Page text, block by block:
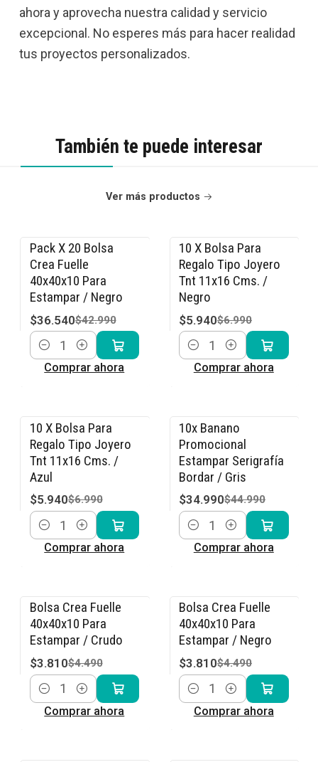
ahora y aprovecha nuestra calidad y servicio
excepcional. No esperes más para hacer realidad
tus proyectos personalizados.
También te puede interesar
Ver más productos
-15% OFF
Pack X 20 Bolsa
Crea Fuelle
40x40x10 Para
Estampar / Negro
$36.540$42.990
Cantidad
Comprar ahora
-15% OFF
10 X Bolsa Para
Regalo Tipo Joyero
Tnt 11x16 Cms. /
Negro
$5.940$6.990
Cantidad
Comprar ahora
-15% OFF
10 X Bolsa Para
Regalo Tipo Joyero
Tnt 11x16 Cms. /
Azul
$5.940$6.990
Cantidad
Comprar ahora
-22% OFF
10x Banano
Promocional
Estampar Serigrafía
Bordar / Gris
$34.990$44.990
Cantidad
Comprar ahora
-15% OFF
Bolsa Crea Fuelle
40x40x10 Para
Estampar / Crudo
$3.810$4.490
Cantidad
Comprar ahora
-15% OFF
Bolsa Crea Fuelle
40x40x10 Para
Estampar / Negro
$3.810$4.490
Cantidad
Comprar ahora